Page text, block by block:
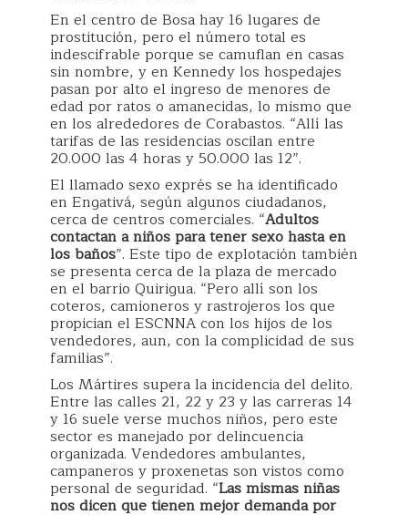
En el centro de Bosa hay 16 lugares de
prostitución, pero el número total es
indescifrable porque se camuflan en casas
sin nombre, y en Kennedy los hospedajes
pasan por alto el ingreso de menores de
edad por ratos o amanecidas, lo mismo que
en los alrededores de Corabastos. “Allí las
tarifas de las residencias oscilan entre
20.000 las 4 horas y 50.000 las 12”.
El llamado sexo exprés se ha identificado
en Engativá, según algunos ciudadanos,
cerca de centros comerciales. “Adultos
contactan a niños para tener sexo hasta en
los baños”. Este tipo de explotación también
se presenta cerca de la plaza de mercado
en el barrio Quirigua. “Pero allí son los
coteros, camioneros y rastrojeros los que
propician el ESCNNA con los hijos de los
vendedores, aun, con la complicidad de sus
familias”.
Los Mártires supera la incidencia del delito.
Entre las calles 21, 22 y 23 y las carreras 14
y 16 suele verse muchos niños, pero este
sector es manejado por delincuencia
organizada. Vendedores ambulantes,
campaneros y proxenetas son vistos como
personal de seguridad. “Las mismas niñas
nos dicen que tienen mejor demanda por